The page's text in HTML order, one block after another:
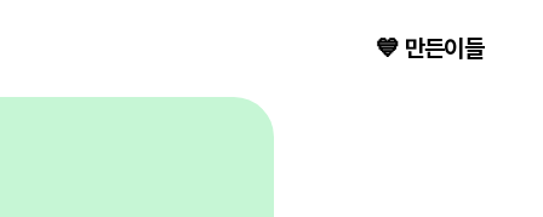
💙 만든이들